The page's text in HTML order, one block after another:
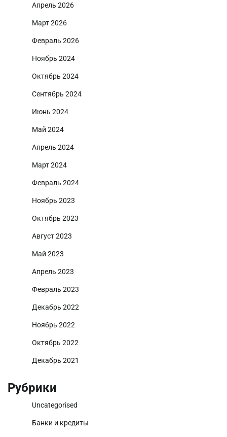
Апрель 2026
Март 2026
Февраль 2026
Ноябрь 2024
Октябрь 2024
Сентябрь 2024
Июнь 2024
Май 2024
Апрель 2024
Март 2024
Февраль 2024
Ноябрь 2023
Октябрь 2023
Август 2023
Май 2023
Апрель 2023
Февраль 2023
Декабрь 2022
Ноябрь 2022
Октябрь 2022
Декабрь 2021
Рубрики
Uncategorised
Банки и кредиты